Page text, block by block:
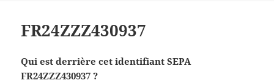
FR24ZZZ430937
Qui est derrière cet identifiant SEPA
FR24ZZZ430937 ?